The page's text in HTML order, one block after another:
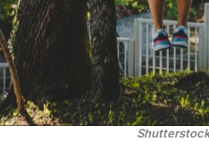
Shutterstock